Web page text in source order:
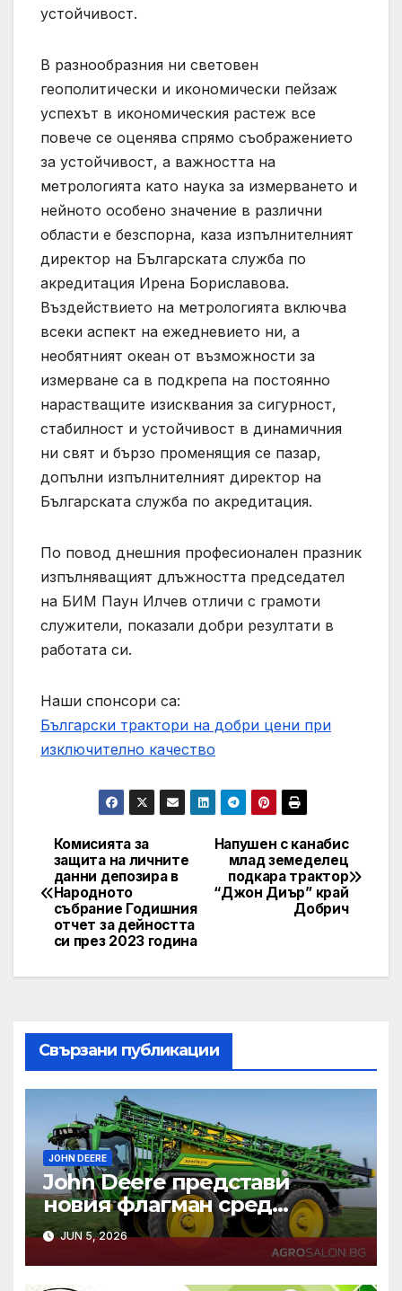
устойчивост.
В разнообразния ни световен
геополитически и икономически пейзаж
успехът в икономическия растеж все
повече се оценява спрямо съображението
за устойчивост, а важността на
метрологията като наука за измерването и
нейното особено значение в различни
области е безспорна, каза изпълнителният
директор на Българската служба по
акредитация Ирена Бориславова.
Въздействието на метрологията включва
всеки аспект на ежедневието ни, а
необятният океан от възможности за
измерване са в подкрепа на постоянно
нарастващите изисквания за сигурност,
стабилност и устойчивост в динамичния
ни свят и бързо променящия се пазар,
допълни изпълнителният директор на
Българската служба по акредитация.
По повод днешния професионален празник
изпълняващият длъжността председател
на БИМ Паун Илчев отличи с грамоти
служители, показали добри резултати в
работата си.
Наши спонсори са:
Български трактори на добри цени при
изключително качество
Post
navigation
Напушен с канабис
млад земеделец
подкара трактор
“Джон Диър” край
Добрич
Комисията за
защита на личните
данни депозира в
Народното
събрание Годишния
отчет за дейността
си през 2023 година
Свързани публикации
JOHN DEERE
John Deere представи
новия флагман сред
самоходните си пръскачки
– модел 500R
JUN 5, 2026